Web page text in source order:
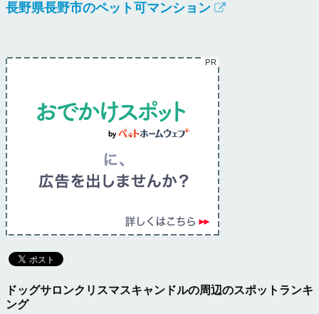
長野県長野市のペット可マンション
ドッグサロンクリスマスキャンドルの周辺のスポットランキ
ング